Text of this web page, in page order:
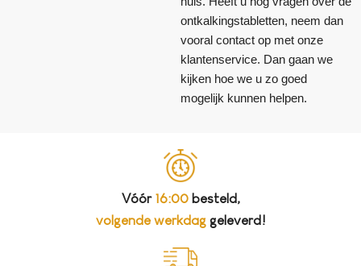
ontkalkingstabletten, neem dan
vooral contact op met onze
klantenservice. Dan gaan we
kijken hoe we u zo goed
mogelijk kunnen helpen.
Vóór 16:00besteld,
volgende werkdaggeleverd!